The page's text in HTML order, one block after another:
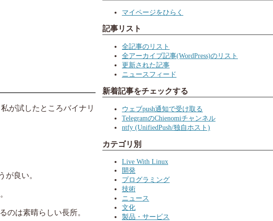
が試したところバイナリ
が良い。
のは素晴らしい長所。
マイページをひらく
記事リスト
全記事のリスト
全アーカイブ記事(WordPress)のリスト
更新された記事
ニュースフィード
新着記事をチェックする
ウェブpush通知で受け取る
TelegramのChienomiチャンネル
ntfy (UnifiedPush/独自ホスト)
カテゴリ別
Live With Linux
開発
プログラミング
技術
ニュース
文化
製品・サービス